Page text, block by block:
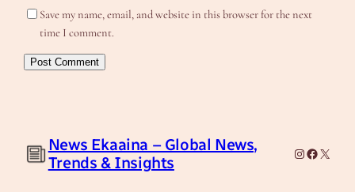
Save my name, email, and website in this browser for the next
time I comment.
News Ekaaina – Global News,
Trends & Insights
Instagram
Facebook
X